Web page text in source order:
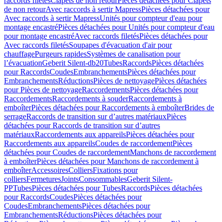
de non retourAvec raccords à sertir MapressPièces détachées pour
Avec raccords à sertir MapressUnités pour compteur d'eau pour
montage encastréPièces détachées pour Unités pour compteur d'eau
pour montage encastréAvec raccords filetésPièces détachées pour
Avec raccords filetésSoupapes d'évacuation d'air pour
chauffagePurgeurs rapidesSystèmes de canalisation pour
l’évacuationGeberit Silent-db20TubesRaccordsPièces détachées
pour RaccordsCoudesEmbranchementsPièces détachées pour
EmbranchementsRéductionsPièces de nettoyagePièces détachées
pour Pièces de nettoyageRaccordementsPièces détachées pour
RaccordementsRaccordements à souderRaccordements à
emboîterPièces détachées pour Raccordements à emboîterBrides de
serrageRaccords de transition sur d’autres matériauxPièces
détachées pour Raccords de transition sur d’autres
matériauxRaccordements aux appareilsPièces détachées pour
Raccordements aux appareilsCoudes de raccordementPièces
détachées pour Coudes de raccordementManchons de raccordement
à emboîterPièces détachées pour Manchons de raccordement à
emboîterAccessoiresColliersFixations pour
colliersFermeturesJointsConsommablesGeberit Silent-
PPTubesPièces détachées pour TubesRaccordsPièces détachées
pour RaccordsCoudesPièces détachées pour
CoudesEmbranchementsPièces détachées pour
EmbranchementsRéductionsPièces détachées pour